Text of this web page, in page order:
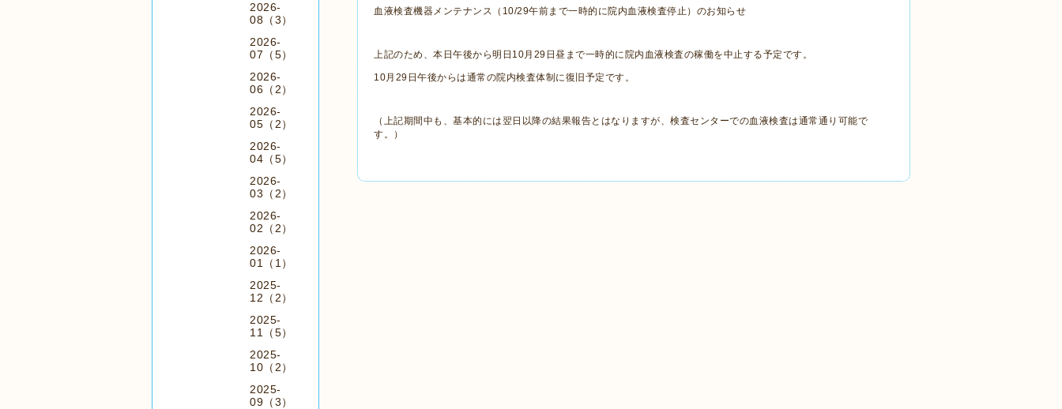
血液検査機器メンテナンス（10/29午前まで一時的に院内血液検査停止）のお知らせ
上記のため、本日午後から明日10月29日昼まで一時的に院内血液検査の稼働を中止する予定です。
10月29日午後からは通常の院内検査体制に復旧予定です。
（上記期間中も、基本的には翌日以降の結果報告とはなりますが、検査センターでの血液検査は通常通り可能で
す。）
2026-
08（3）
2026-
07（5）
2026-
06（2）
2026-
05（2）
2026-
04（5）
2026-
03（2）
2026-
02（2）
2026-
01（1）
2025-
12（2）
2025-
11（5）
2025-
10（2）
2025-
09（3）